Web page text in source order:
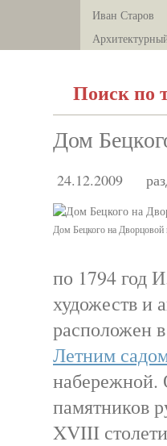
Иван Старов
Поиск по
Дом
24.12.2009
Дом Бецкого на Дворцовой
по 1794 год
художеств и
расположен
Летним
набережной.
памятников
XVIII